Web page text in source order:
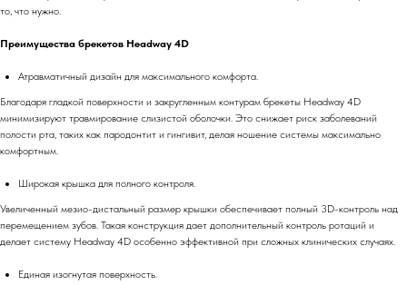
то, что нужно.
Преимущества брекетов Headway 4D
Атравматичный дизайн для максимального комфорта.
Благодаря гладкой поверхности и закругленным контурам брекеты Headway 4D
минимизируют травмирование слизистой оболочки. Это снижает риск заболеваний
полости рта, таких как пародонтит и гингивит, делая ношение системы максимально
комфортным.
Широкая крышка для полного контроля.
Увеличенный мезио-дистальный размер крышки обеспечивает полный 3D-контроль над
перемещением зубов. Такая конструкция дает дополнительный контроль ротаций и
делает систему Headway 4D особенно эффективной при сложных клинических случаях.
Единая изогнутая поверхность.